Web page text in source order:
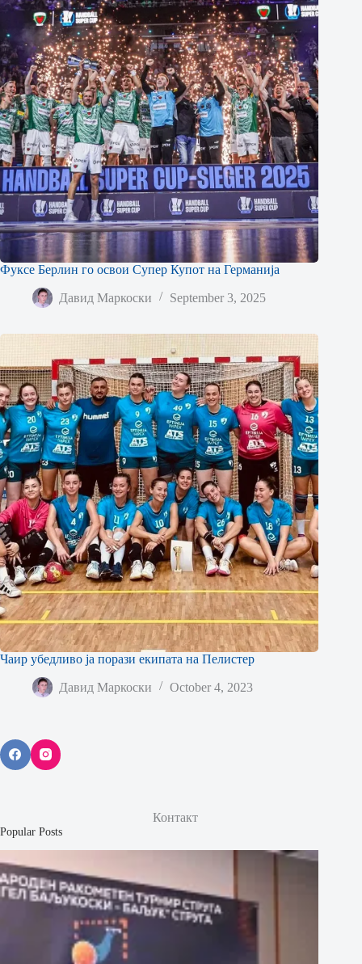
Фуксе Берлин го освои Супер Купот на Германија
Давид Маркоски September 3, 2025
Чаир убедливо ја порази екипата на Пелистер
Давид Маркоски October 4, 2023
Контакт
Popular Posts